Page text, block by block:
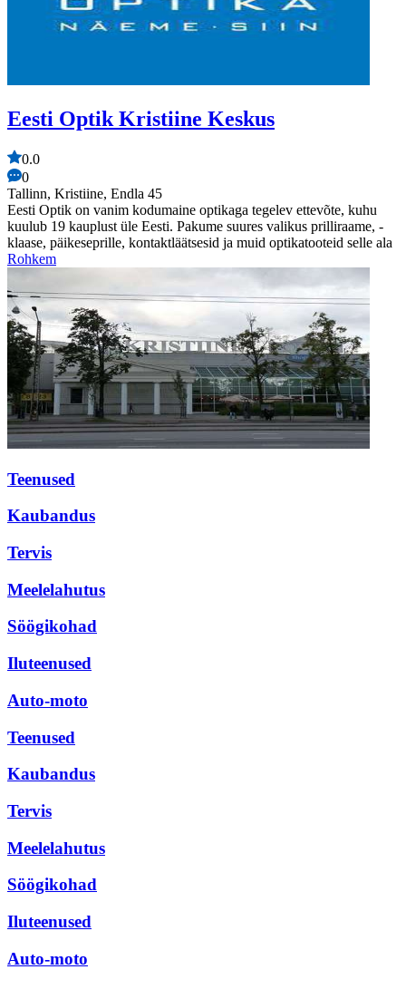
Eesti Optik Kristiine Keskus
0.0
0
Tallinn, Kristiine, Endla 45
Eesti Optik on vanim kodumaine optikaga tegelev ettevõte, kuhu
kuulub 19 kauplust üle Eesti. Pakume suures valikus prilliraame, -
klaase, päikeseprille, kontaktläätsesid ja muid optikatooteid selle ala
Rohkem
Teenused
Kaubandus
Tervis
Meelelahutus
Söögikohad
Iluteenused
Auto-moto
Teenused
Kaubandus
Tervis
Meelelahutus
Söögikohad
Iluteenused
Auto-moto